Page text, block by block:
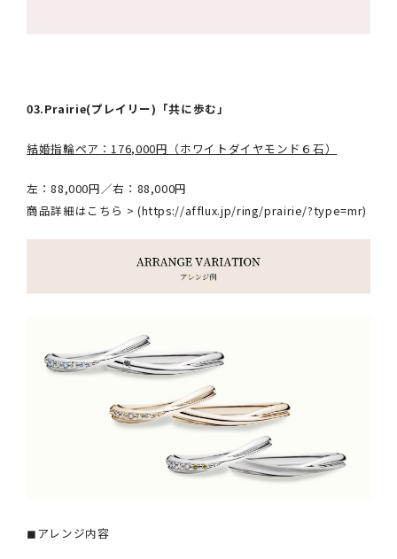
03.Prairie(プレイリー)「共に歩む」
結婚指輪ペア：176,000円（ホワイトダイヤモンド６石）
左：88,000円／右：88,000円
商品詳細はこちら > (https://afflux.jp/ring/prairie/?type=mr)
◼︎アレンジ内容